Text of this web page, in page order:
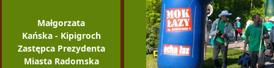
Małgorzata
Kańska - Kipigroch
Zastępca Prezydenta
Miasta Radomska